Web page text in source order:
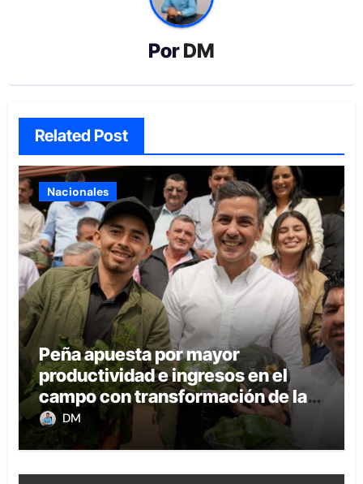
PorDM
Related Post
Nacionales
Peña apuesta por mayor
productividad e ingresos en el
campo con transformación de la
agricultura familiar
DM